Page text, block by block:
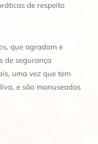
de respeito
que agradam e
de segurança
uma vez que tem
e são manuseadas